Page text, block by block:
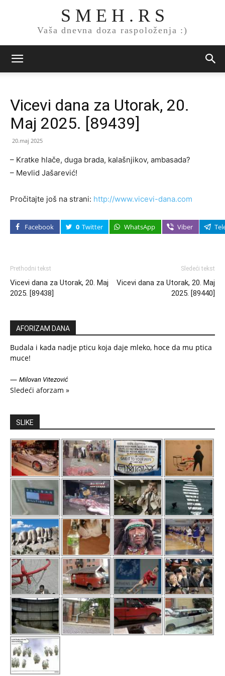
S M E H . R S
Vaša dnevna doza raspoloženja :)
Vicevi dana za Utorak, 20.
Maj 2025. [89439]
20.maj 2025
– Kratke hlače, duga brada, kalašnjikov, ambasada?
– Mevlid Jašarević!
Pročitajte još na strani: http://www.vicevi-dana.com
Facebook 0 Twitter WhatsApp Viber
Prethodni tekst
Vicevi dana za Utorak, 20. Maj
2025. [89438]
Sledeći tekst
Vicevi dana za Utorak, 20. Maj
2025. [89440]
AFORIZAM DANA
Budala i kada nadje pticu koja daje mleko, hoce da mu ptica
muce!
— Milovan Vitezović
Sledeći aforzam »
SLIKE